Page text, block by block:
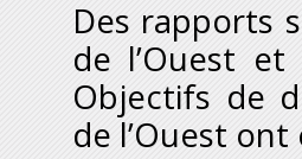
Des rapports
de l’Ouest
Objectifs de
de l’Ouest